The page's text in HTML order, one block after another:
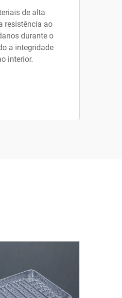
de alta
resistência ao
durante o
a integridade
interior.